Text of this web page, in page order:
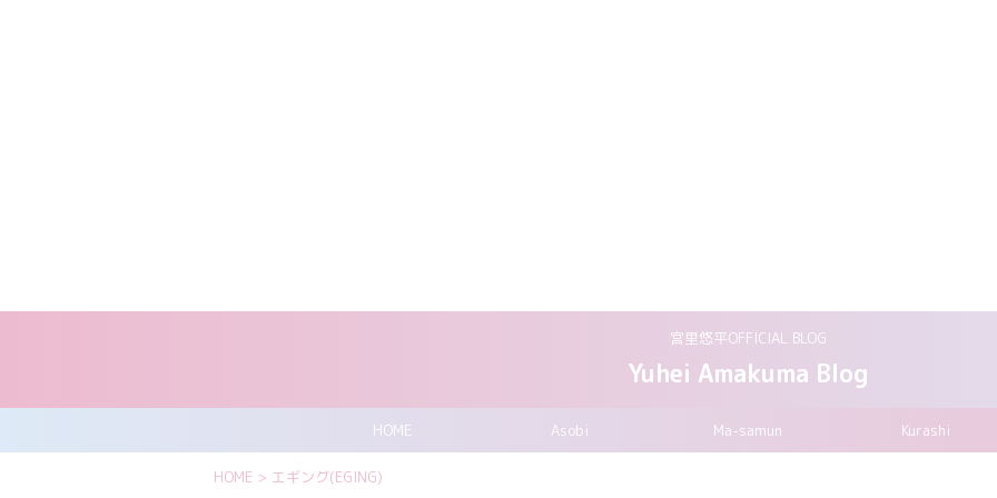
宮里悠平OFFICIAL BLOG
Yuhei Amakuma Blog
HOME Asobi Ma-samun Kurashi
HOME > エギング(EGING)